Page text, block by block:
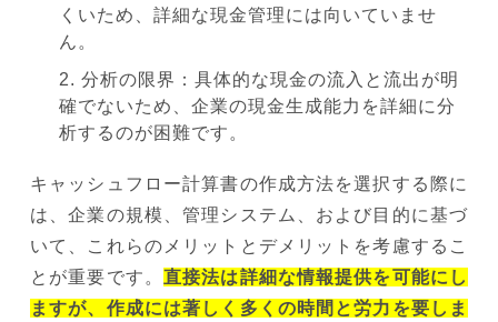
くいため、詳細な現金管理には向いていませ
ん。
分析の限界：具体的な現金の流入と流出が明
確でないため、企業の現金生成能力を詳細に分
析するのが困難です。
キャッシュフロー計算書の作成方法を選択する際に
は、企業の規模、管理システム、および目的に基づ
いて、これらのメリットとデメリットを考慮するこ
とが重要です。 直接法は詳細な情報提供を可能にし
ますが、作成には著しく多くの時間と労力を要しま